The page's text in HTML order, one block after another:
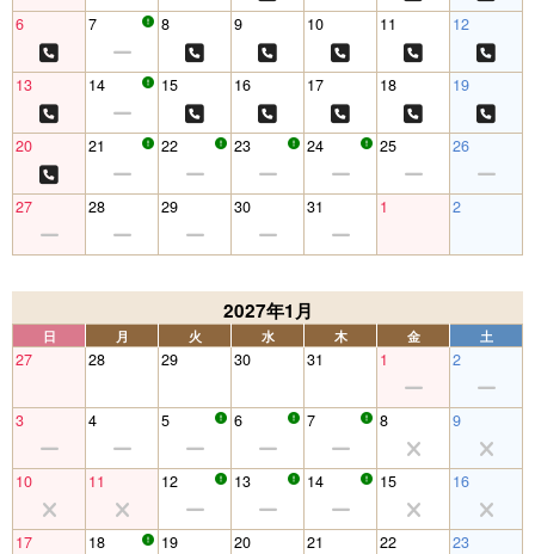
6 7 8 9 10 11 12
13 14 15 16 17 18 19
20 21 22 23 24 25 26
27 28 29 30 31 1 2
2027年1月
日 月 火 水 木 金 土
27 28 29 30 31 1 2
3 4 5 6 7 8 9
10 11 12 13 14 15 16
17 18 19 20 21 22 23